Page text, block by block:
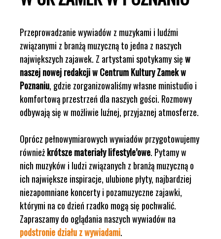
Przeprowadzanie wywiadów z muzykami i ludźmi
związanymi z branżą muzyczną to jedna z naszych
największych zajawek. Z artystami spotykamy sięw
naszej nowej redakcji w Centrum Kultury Zamek w
Poznaniu, gdzie zorganizowaliśmy własne ministudio i
komfortową przestrzeń dla naszych gości. Rozmowy
odbywają się w możliwie luźnej, przyjaznej atmosferze.
Oprócz pełnowymiarowych wywiadów przygotowujemy
równieżkrótsze materiały lifestyle’owe. Pytamy w
nich muzyków i ludzi związanych z branżą muzyczną o
ich największe inspiracje, ulubione płyty, najbardziej
niezapomniane koncerty i pozamuzyczne zajawki,
którymi na co dzień rzadko mogą się pochwalić.
Zapraszamy do oglądania naszych wywiadów na
podstronie działu z wywiadami.